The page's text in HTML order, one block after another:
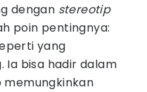
dengan stereotip
poin pentingnya:
yang
Ia bisa hadir dalam